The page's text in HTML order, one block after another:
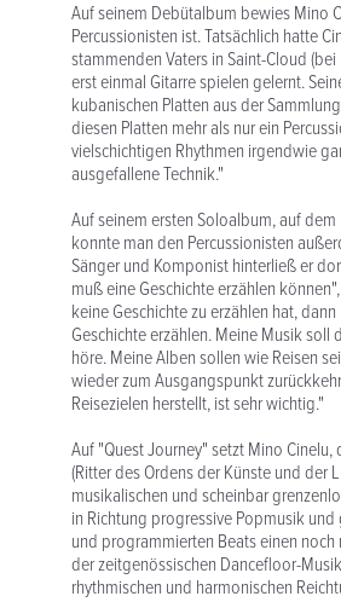
Auf seinem Debütalbum bewies Mino
Percussionisten ist. Tatsächlich hatte
stammenden Vaters in Saint-Cloud
erst einmal Gitarre spielen gelernt.
kubanischen Platten aus der
diesen Platten mehr als nur ein
vielschichtigen Rhythmen irgendwie
ausgefallene Technik."
Auf seinem ersten Soloalbum, auf
konnte man den Percussionisten
Sänger und Komponist hinterließ er
muß eine Geschichte erzählen
keine Geschichte zu erzählen hat,
Geschichte erzählen. Meine Musik
höre. Meine Alben sollen wie Reisen
wieder zum Ausgangspunkt
Reisezielen herstellt, ist sehr wichtig."
Auf "Quest Journey" setzt Mino
(Ritter des Ordens der Künste und der
musikalischen und scheinbar
in Richtung progressive Popmusik
und programmierten Beats einen
der zeitgenössischen Dancefloor-
rhythmischen und harmonischen